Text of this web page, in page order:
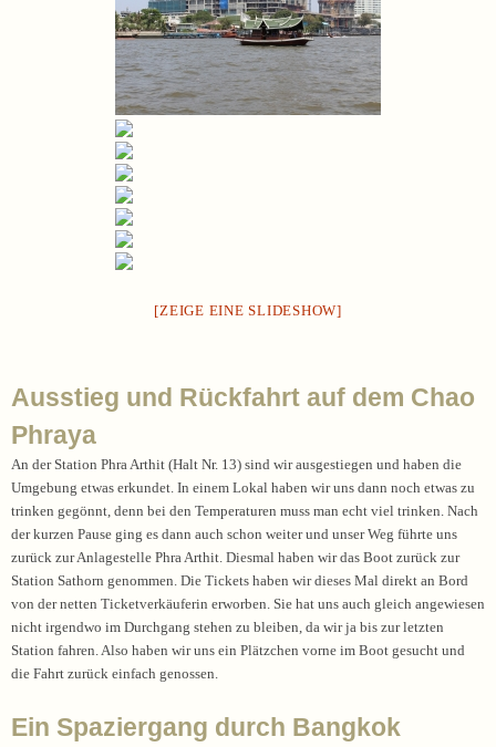
[ZEIGE EINE SLIDESHOW]
Ausstieg und Rückfahrt auf dem Chao
Phraya
An der Station Phra Arthit (Halt Nr. 13) sind wir ausgestiegen und haben die
Umgebung etwas erkundet. In einem Lokal haben wir uns dann noch etwas zu
trinken gegönnt, denn bei den Temperaturen muss man echt viel trinken. Nach
der kurzen Pause ging es dann auch schon weiter und unser Weg führte uns
zurück zur Anlagestelle Phra Arthit. Diesmal haben wir das Boot zurück zur
Station Sathorn genommen. Die Tickets haben wir dieses Mal direkt an Bord
von der netten Ticketverkäuferin erworben. Sie hat uns auch gleich angewiesen
nicht irgendwo im Durchgang stehen zu bleiben, da wir ja bis zur letzten
Station fahren. Also haben wir uns ein Plätzchen vorne im Boot gesucht und
die Fahrt zurück einfach genossen.
Ein Spaziergang durch Bangkok